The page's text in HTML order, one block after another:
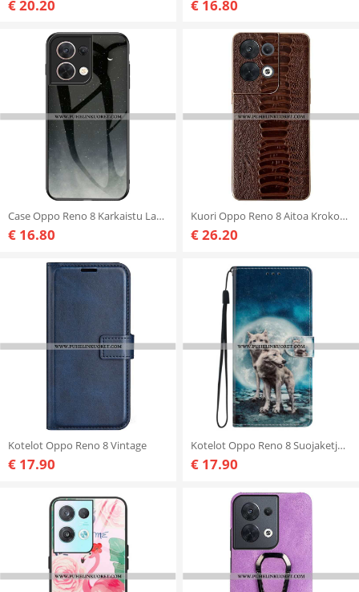
€ 20.20 € 16.80
Case Oppo Reno 8 Karkaistu Lasi Kuvio
€ 16.80
Kuori Oppo Reno 8 Aitoa Krokotiilityylistä Nahkaa
€ 26.20
Kotelot Oppo Reno 8 Vintage
€ 17.90
Kotelot Oppo Reno 8 Suojaketju Kuori Lanyard Wolf
€ 17.90